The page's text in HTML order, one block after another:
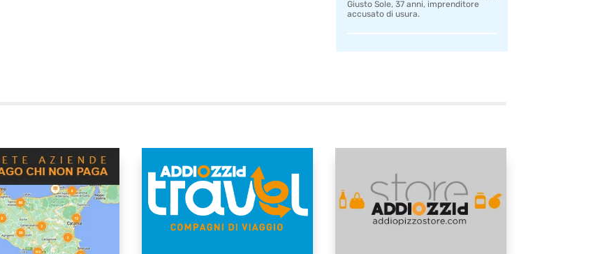
Giusto Sole, 37 anni, imprenditore
accusato di usura.